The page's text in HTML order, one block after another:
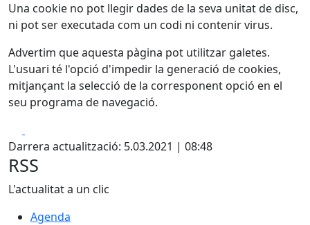
Una cookie no pot llegir dades de la seva unitat de disc,
ni pot ser executada com un codi ni contenir virus.
Advertim que aquesta pàgina pot utilitzar galetes.
L'usuari té l'opció d'impedir la generació de cookies,
mitjançant la selecció de la corresponent opció en el
seu programa de navegació.
Darrera actualització: 5.03.2021 | 08:48
RSS
L'actualitat a un clic
Agenda